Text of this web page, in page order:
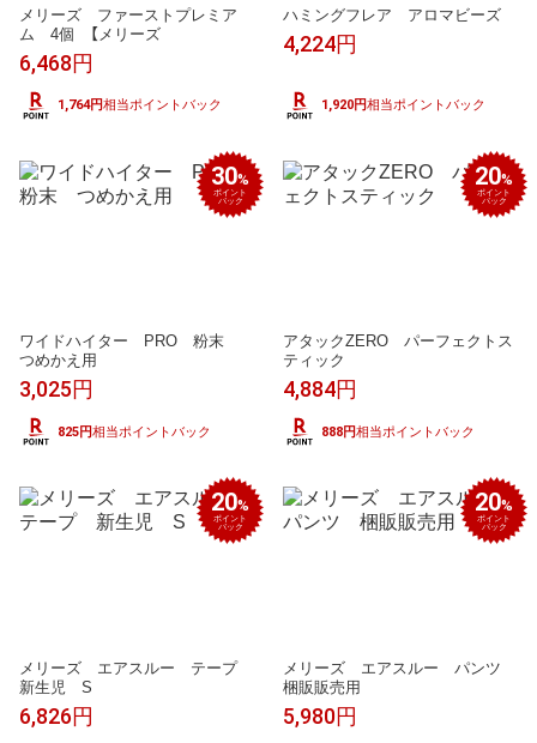
メリーズ ファーストプレミア
ム 4個 【メリーズ
6,468円
1,764円相当ポイントバック
ハミングフレア アロマビーズ
4,224円
1,920円相当ポイントバック
ワイドハイター PRO 粉末
つめかえ用
3,025円
30%
ポイント
バック
825円相当ポイントバック
アタックZERO パーフェクトス
ティック
4,884円
20%
ポイント
バック
888円相当ポイントバック
メリーズ エアスルー テープ
新生児 S
6,826円
20%
ポイント
バック
メリーズ エアスルー パンツ
梱販販売用
5,980円
20%
ポイント
バック